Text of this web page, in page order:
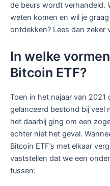
de beurs wordt verhandeld.
weten komen en wil je
ontdekken? Lees dan zeker
In welke
Bitcoin ETF?
Toen in het najaar van 2021
gelanceerd bestond bij veel
het daarbij ging om een
echter niet het geval.
Bitcoin ETF’s met elkaar
vaststellen dat we een
tussen: